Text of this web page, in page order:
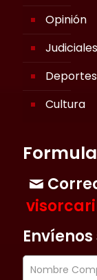
Opinión
Judiciales
Deportes
Cultura